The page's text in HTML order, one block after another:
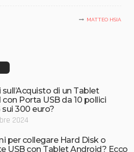
MATTEO HSIA
sull’Acquisto di un Tablet
Porta USB da 10 pollici
sui 300 euro?
2024
per collegare Hard Disk o
USB con Tablet Android? Ecco